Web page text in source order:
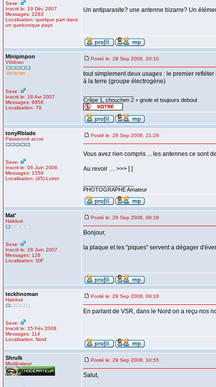
Sexe:
Inscrit le: 19 Déc 2007
Messages: 2283
Localisation: quelque part dans
un quelconque pays
Un antiparasite? une antenne bizarre? Un
Minipinpon
Vétéran
Sexe:
Inscrit le: 18 Avr 2007
Messages: 6856
Localisation: 78
Posté le: 28 Sep 2008, 20:10
tout simplement deux usages : le premier
à la terre (groupe électrogène)
Crêpe 1, chouchen 2 + gnole et toujours debout
tonyRblade
Passionné accro
Sexe:
Inscrit le: 06 Juin 2006
Messages: 1559
Localisation: (45) Loiret
Posté le: 28 Sep 2008, 21:29
Vous avez rien compris ... les antennes ce sont
Au revoir .... >>> [ ]
PHOTOGRAPHE Amateur
Mat'
Habitué
Sexe:
Inscrit le: 18 Juin 2007
Messages: 126
Localisation: IDF
Posté le: 29 Sep 2008, 08:18
Bonjour,
la plaque et les "piques" servent a dégager
teckhnoman
Habitué
Sexe:
Inscrit le: 15 Fév 2008
Messages: 114
Localisation: Nord
Posté le: 29 Sep 2008, 09:18
En parlant de VSR, dans le Nord on a reçu nos
Shrulk
Modérateur
Posté le: 29 Sep 2008, 10:55
Salut,